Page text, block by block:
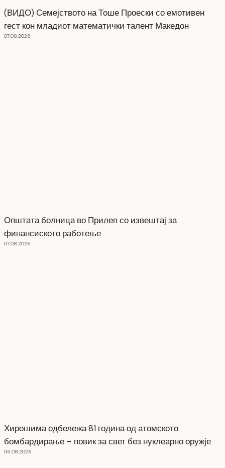
(ВИДО) Семејството на Тоше Проески со емотивен
гест кон младиот математички талент Македон
07.08.2026
Општата болница во Прилеп со извештај за
финансиското работење
07.08.2026
Хирошима одбележа 81 година од атомското
бомбардирање – повик за свет без нуклеарно оружје
06.08.2026